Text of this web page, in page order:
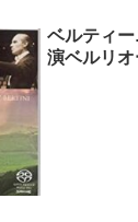
ベルティ
演ベルリ